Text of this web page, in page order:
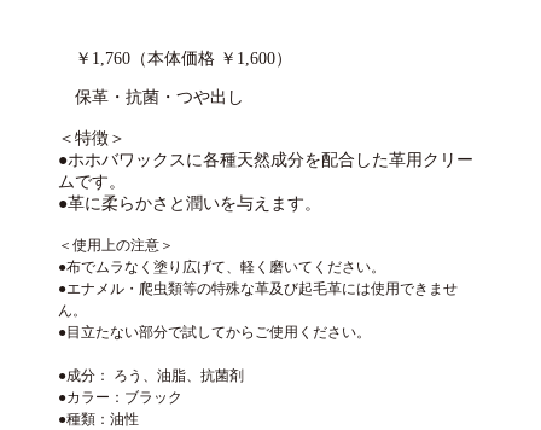
￥1,760（本体価格 ￥1,600）
保革・抗菌・つや出し
＜特徴＞
●ホホバワックスに各種天然成分を配合した革用クリー
ムです。
●革に柔らかさと潤いを与えます。
＜使用上の注意＞
●布でムラなく塗り広げて、軽く磨いてください。
●エナメル・爬虫類等の特殊な革及び起毛革には使用できませ
ん。
●目立たない部分で試してからご使用ください。
●成分： ろう、油脂、抗菌剤
●カラー：ブラック
●種類：油性